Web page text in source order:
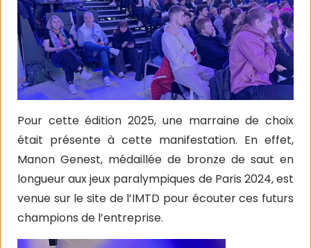
Pour cette édition 2025, une marraine de choix
était présente à cette manifestation. En effet,
Manon Genest, médaillée de bronze de saut en
longueur aux jeux paralympiques de Paris 2024, est
venue sur le site de l’IMTD pour écouter ces futurs
champions de l’entreprise.